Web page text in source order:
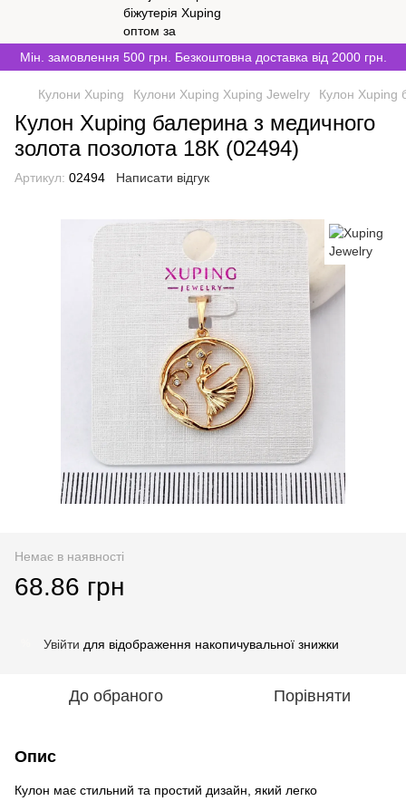
Мін. замовлення 500 грн. Безкоштовна доставка від 2000 грн.
Кулони Xuping Кулони Xuping Xuping Jewelry Кулон Xuping
Кулон Xuping балерина з медичного
золота позолота 18К (02494)
Артикул: 02494 Написати відгук
Немає в наявності
68.86 грн
Увійти для відображення накопичувальної знижки
До обраного Порівняти
Опис
Кулон має стильний та простий дизайн, який легко